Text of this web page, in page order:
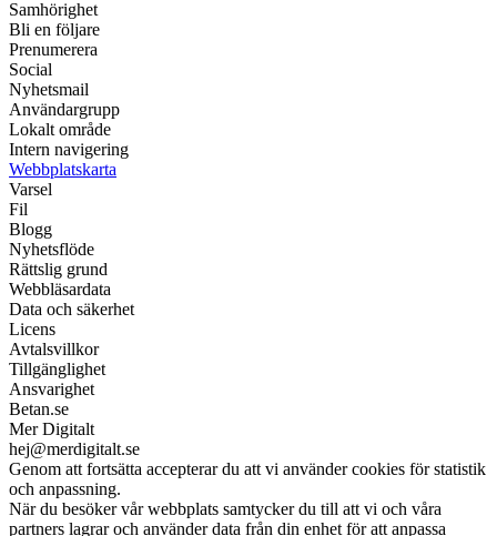
Samhörighet
Bli en följare
Prenumerera
Social
Nyhetsmail
Användargrupp
Lokalt område
Intern navigering
Webbplatskarta
Varsel
Fil
Blogg
Nyhetsflöde
Rättslig grund
Webbläsardata
Data och säkerhet
Licens
Avtalsvillkor
Tillgänglighet
Ansvarighet
Betan.se
Mer Digitalt
hej@merdigitalt.se
Genom att fortsätta accepterar du att vi använder cookies för statistik
och anpassning.
När du besöker vår webbplats samtycker du till att vi och våra
partners lagrar och använder data från din enhet för att anpassa